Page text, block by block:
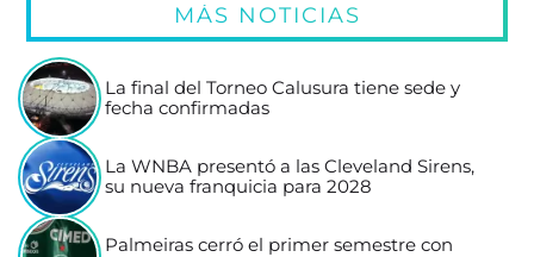
MÁS NOTICIAS
La final del Torneo Calusura tiene sede y
fecha confirmadas
La WNBA presentó a las Cleveland Sirens,
su nueva franquicia para 2028
Palmeiras cerró el primer semestre con